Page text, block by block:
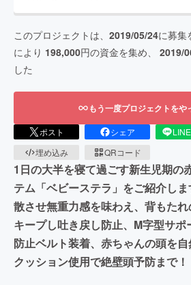
このプロジェクトは、 2019/05/24に募集
により 198,000円の資金を集め、 2019/
した
もう一度プロジェクトをや
ポスト シェア
埋め込み
QRコード
1日の大半を寝て過ごす新生児期の
テム「ベビーステラ」をご紹介し
散させ無重力感を味わえ、背もた
キープし吐き戻し防止、M字型サポ
防止ベルト装着、赤ちゃんの頭を
クッション使用で絶壁頭予防まで！